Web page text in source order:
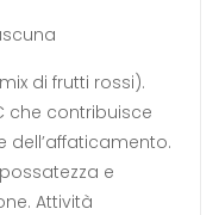
di frutti rossi).
che contribuisce
dell’affaticamento.
e
Attività